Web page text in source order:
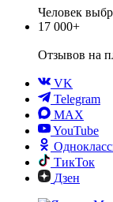
Человек
17 000+
Отзывов на
VK
Telegram
MAX
YouTube
ТикТок
Дзен